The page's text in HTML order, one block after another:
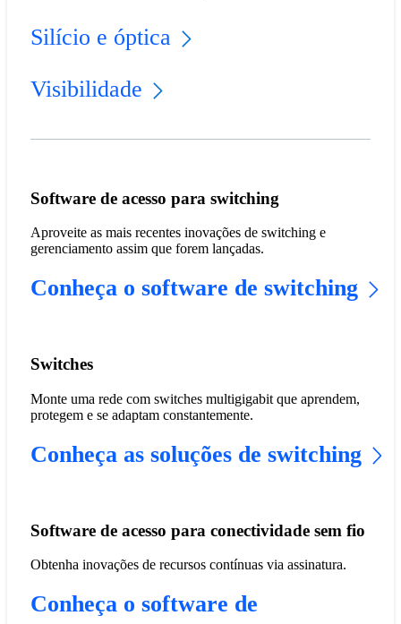
Silício e óptica
Visibilidade
Software de acesso para switching
Aproveite as mais recentes inovações de switching e
gerenciamento assim que forem lançadas.
Conheça o software de switching
Switches
Monte uma rede com switches multigigabit que aprendem,
protegem e se adaptam constantemente.
Conheça as soluções de switching
Software de acesso para conectividade sem fio
Obtenha inovações de recursos contínuas via assinatura.
Conheça o software de